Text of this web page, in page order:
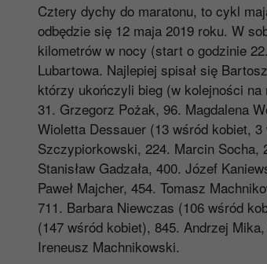
Cztery dychy do maratonu, to cykl
odbędzie się 12 maja 2019 roku. W
kilometrów w nocy (start o godzinie
Lubartowa. Najlepiej spisał się
którzy ukończyli bieg (w kolejności na
31. Grzegorz Pożak, 96. Magdalena
Wioletta Dessauer (13 wśród kobiet,
Szczypiorkowski, 224. Marcin Socha,
Stanisław Gadzała, 400. Józef
Paweł Majcher, 454. Tomasz
711. Barbara Niewczas (106 wśród
(147 wśród kobiet), 845. Andrzej
Ireneusz Machnikowski.